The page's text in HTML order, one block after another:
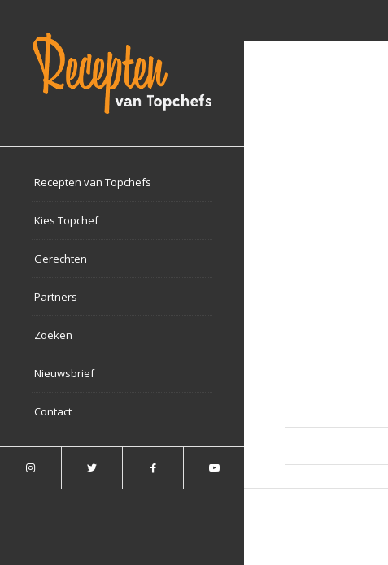
Recepten van Topchefs
Kies Topchef
Gerechten
Partners
Zoeken
Nieuwsbrief
Contact